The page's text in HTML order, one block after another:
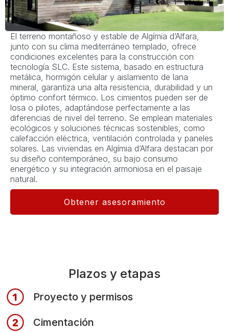
El terreno montañoso y estable de Algímia d’Alfara,
junto con su clima mediterráneo templado, ofrece
condiciones excelentes para la construcción con
tecnología SLC. Este sistema, basado en estructura
metálica, hormigón celular y aislamiento de lana
mineral, garantiza una alta resistencia, durabilidad y un
óptimo confort térmico. Los cimientos pueden ser de
losa o pilotes, adaptándose perfectamente a las
diferencias de nivel del terreno. Se emplean materiales
ecológicos y soluciones técnicas sostenibles, como
calefacción eléctrica, ventilación controlada y paneles
solares. Las viviendas en Algímia d’Alfara destacan por
su diseño contemporáneo, su bajo consumo
energético y su integración armoniosa en el paisaje
natural.
Obtener asesoramiento
Plazos y etapas
Proyecto y permisos
Cimentación